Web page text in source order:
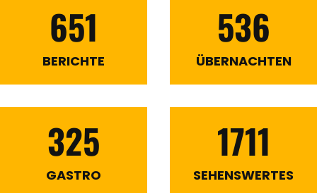
651
BERICHTE
536
ÜBERNACHTEN
325
GASTRO
1711
SEHENSWERTES